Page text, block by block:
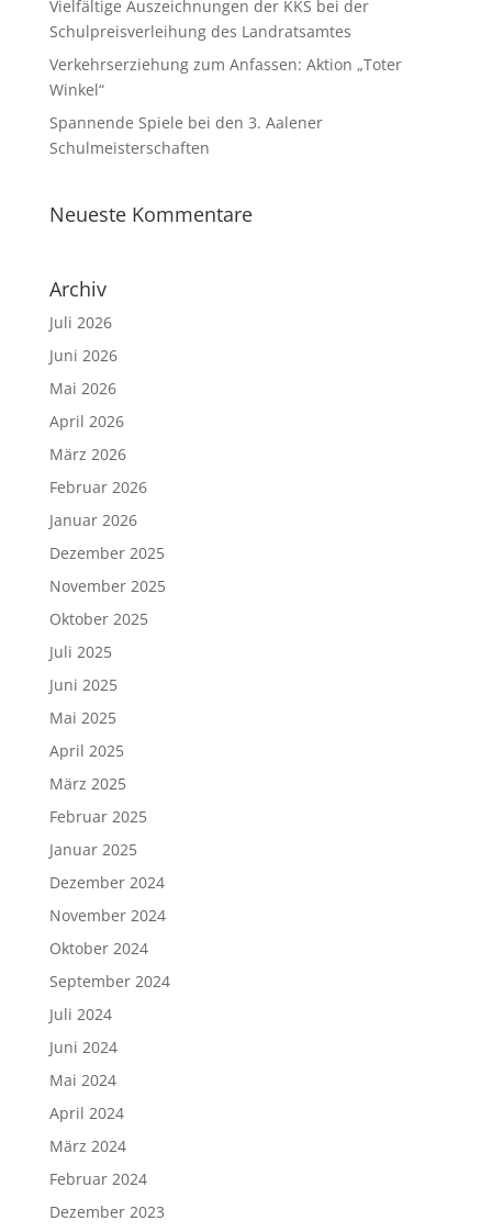
Vielfältige Auszeichnungen der KKS bei der
Schulpreisverleihung des Landratsamtes
Verkehrserziehung zum Anfassen: Aktion „Toter
Winkel“
Spannende Spiele bei den 3. Aalener
Schulmeisterschaften
Neueste Kommentare
Archiv
Juli 2026
Juni 2026
Mai 2026
April 2026
März 2026
Februar 2026
Januar 2026
Dezember 2025
November 2025
Oktober 2025
Juli 2025
Juni 2025
Mai 2025
April 2025
März 2025
Februar 2025
Januar 2025
Dezember 2024
November 2024
Oktober 2024
September 2024
Juli 2024
Juni 2024
Mai 2024
April 2024
März 2024
Februar 2024
Dezember 2023